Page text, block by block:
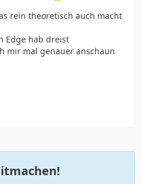
rein theoretisch auch macht
Edge hab dreist
mir mal genauer anschaun